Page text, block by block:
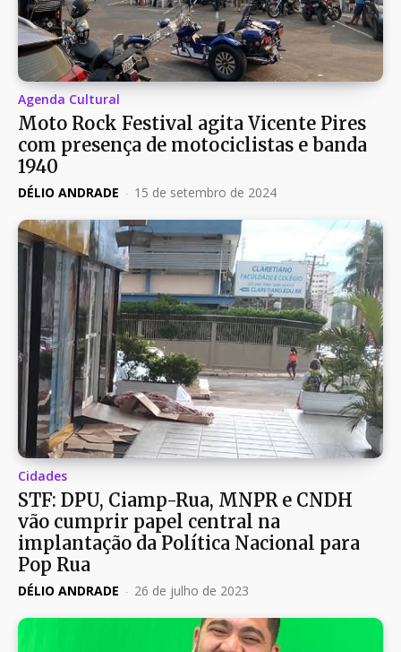
Agenda Cultural
Moto Rock Festival agita Vicente Pires
com presença de motociclistas e banda
1940
DÉLIO ANDRADE - 15 de setembro de 2024
Cidades
STF: DPU, Ciamp-Rua, MNPR e CNDH
vão cumprir papel central na
implantação da Política Nacional para
Pop Rua
DÉLIO ANDRADE - 26 de julho de 2023